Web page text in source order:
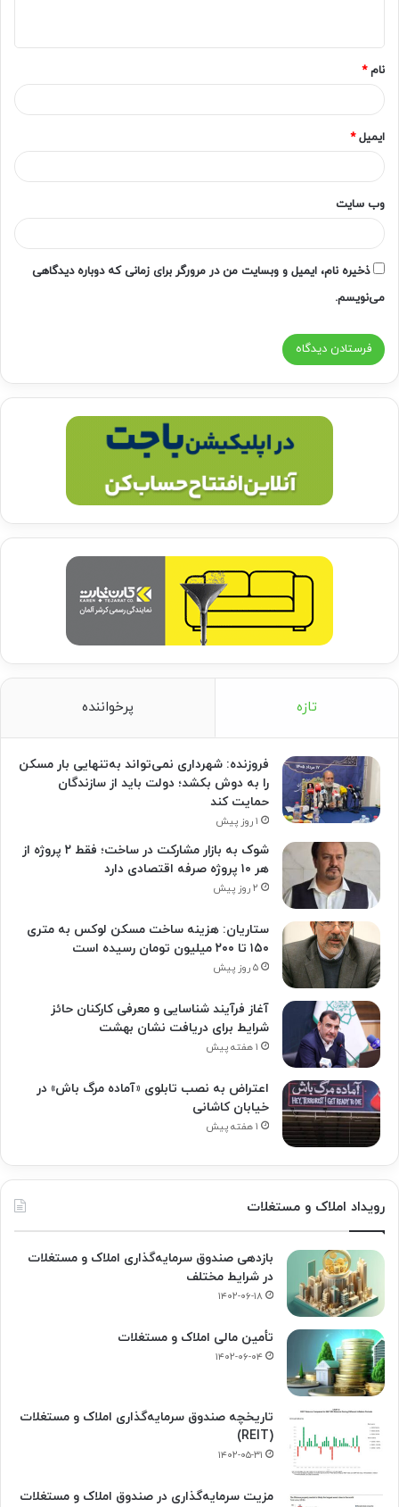
*
نام*
ایمیل*
وب‌ سایت
ذخیره نام، ایمیل و وبسایت من در مرورگر برای زمانی که دوباره دیدگاهی
می‌نویسم.
تازه پرخواننده
فروزنده: شهرداری نمی‌تواند به‌تنهایی بار مسکن
را به دوش بکشد؛ دولت باید از سازندگان
حمایت کند
۱ روز پیش
شوک به بازار مشارکت در ساخت؛ فقط ۲ پروژه از
هر ۱۰ پروژه صرفه اقتصادی دارد
۲ روز پیش
ستاریان: هزینه ساخت مسکن لوکس به متری
۱۵۰ تا ۲۰۰ میلیون تومان رسیده است
۵ روز پیش
آغاز فرآیند شناسایی و معرفی کارکنان حائز
شرایط برای دریافت نشان بهشت
۱ هفته پیش
اعتراض به نصب تابلوی «آماده مرگ باش» در
خیابان کاشانی
۱ هفته پیش
رویداد املاک و مستغلات
بازدهی صندوق سرمایه‌گذاری املاک و مستغلات
در شرایط مختلف
۱۴۰۲-۰۶-۱۸
تأمین مالی املاک و مستغلات
۱۴۰۲-۰۶-۰۴
تاریخچه صندوق سرمایه‌گذاری املاک و مستغلات
(REIT)
۱۴۰۲-۰۵-۳۱
مزیت سرمایه‌گذاری در صندوق املاک و مستغلات